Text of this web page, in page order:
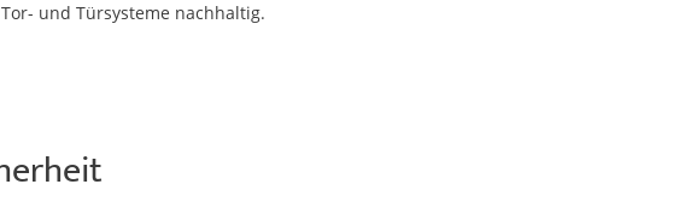
und Türsysteme nachhaltig.